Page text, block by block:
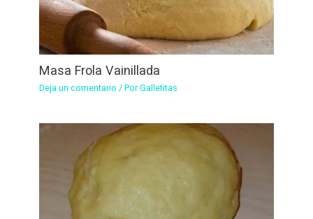
Masa Frola Vainillada
Deja un comentario / PorGalletitas